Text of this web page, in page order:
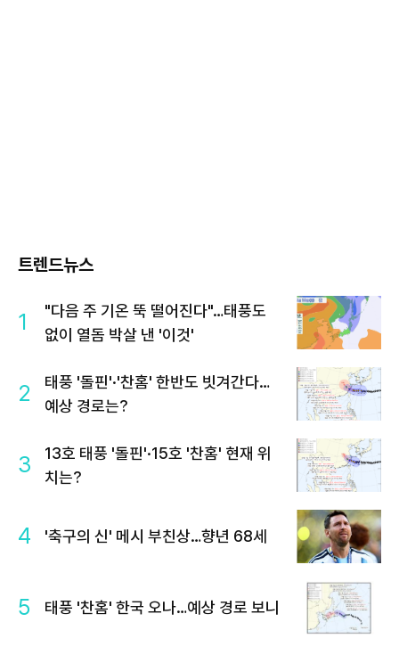
트렌드뉴스
1
"다음 주 기온 뚝 떨어진다"…태풍도
없이 열돔 박살 낸 '이것'
2
태풍 '돌핀'·'찬홈' 한반도 빗겨간다…
예상 경로는?
3
13호 태풍 '돌핀'·15호 '찬홈' 현재 위
치는?
4 '축구의 신' 메시 부친상…향년 68세
5 태풍 '찬홈' 한국 오나…예상 경로 보니